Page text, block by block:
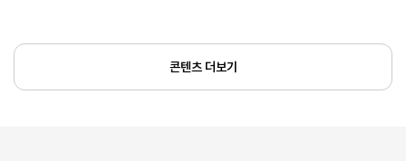
콘텐츠 더보기